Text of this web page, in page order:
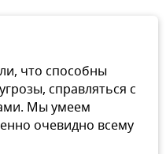
что способны
справляться с
Мы умеем
очевидно всему